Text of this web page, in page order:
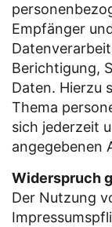
Empfänger
Berichtigung,
Daten. Hierzu
Thema
sich jederzeit
angegebenen
Widerspruch
Der Nutzung